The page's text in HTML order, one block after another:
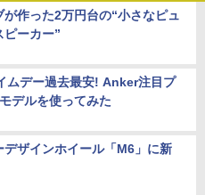
が作った2万円台の“小さなピュ
ピーカー”
ムデー過去最安! Anker注目プ
デルを使ってみた
デザインホイール「M6」に新